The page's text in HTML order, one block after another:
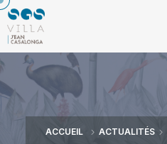
ACCUEIL ACTUALITÉS